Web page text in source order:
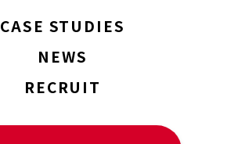
CASE STUDIES
NEWS
RECRUIT